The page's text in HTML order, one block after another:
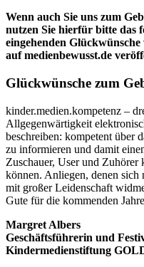
Wenn auch Sie uns zum
nutzen Sie hierfür bitte das
eingehenden
auf medienbewusst.de
Glückwünsche zum
kinder.medien.kompetenz –
Allgegenwärtigkeit
beschreiben: kompetent über
zu informieren und damit
Zuschauer, User und Zuhörer
können. Anliegen, denen sich
mit großer Leidenschaft
Gute für die kommenden
Margret Albers
Geschäftsführerin und
Kindermedienstiftung